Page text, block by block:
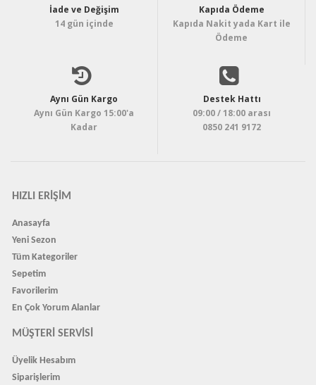
İade ve Değişim
14 gün içinde
Kapıda Ödeme
Kapıda Nakit yada Kart ile
Ödeme
Aynı Gün Kargo
Aynı Gün Kargo 15:00'a
Kadar
Destek Hattı
09:00 / 18:00 arası
0850 241 9172
HIZLI ERIŞIM
Anasayfa
Yeni Sezon
Tüm Kategoriler
Sepetim
Favorilerim
En Çok Yorum Alanlar
MÜŞTERI SERVISI
Üyelik Hesabım
Siparişlerim